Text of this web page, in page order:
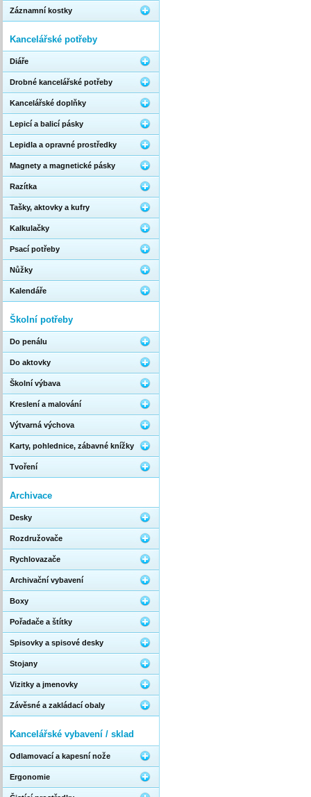
Záznamní kostky
Kancelářské potřeby
Diáře
Drobné kancelářské potřeby
Kancelářské doplňky
Lepicí a balicí pásky
Lepidla a opravné prostředky
Magnety a magnetické pásky
Razítka
Tašky, aktovky a kufry
Kalkulačky
Psací potřeby
Nůžky
Kalendáře
Školní potřeby
Do penálu
Do aktovky
Školní výbava
Kreslení a malování
Výtvarná výchova
Karty, pohlednice, zábavné knížky
Tvoření
Archivace
Desky
Rozdružovače
Rychlovazače
Archivační vybavení
Boxy
Pořadače a štítky
Spisovky a spisové desky
Stojany
Vizitky a jmenovky
Závěsné a zakládací obaly
Kancelářské vybavení / sklad
Odlamovací a kapesní nože
Ergonomie